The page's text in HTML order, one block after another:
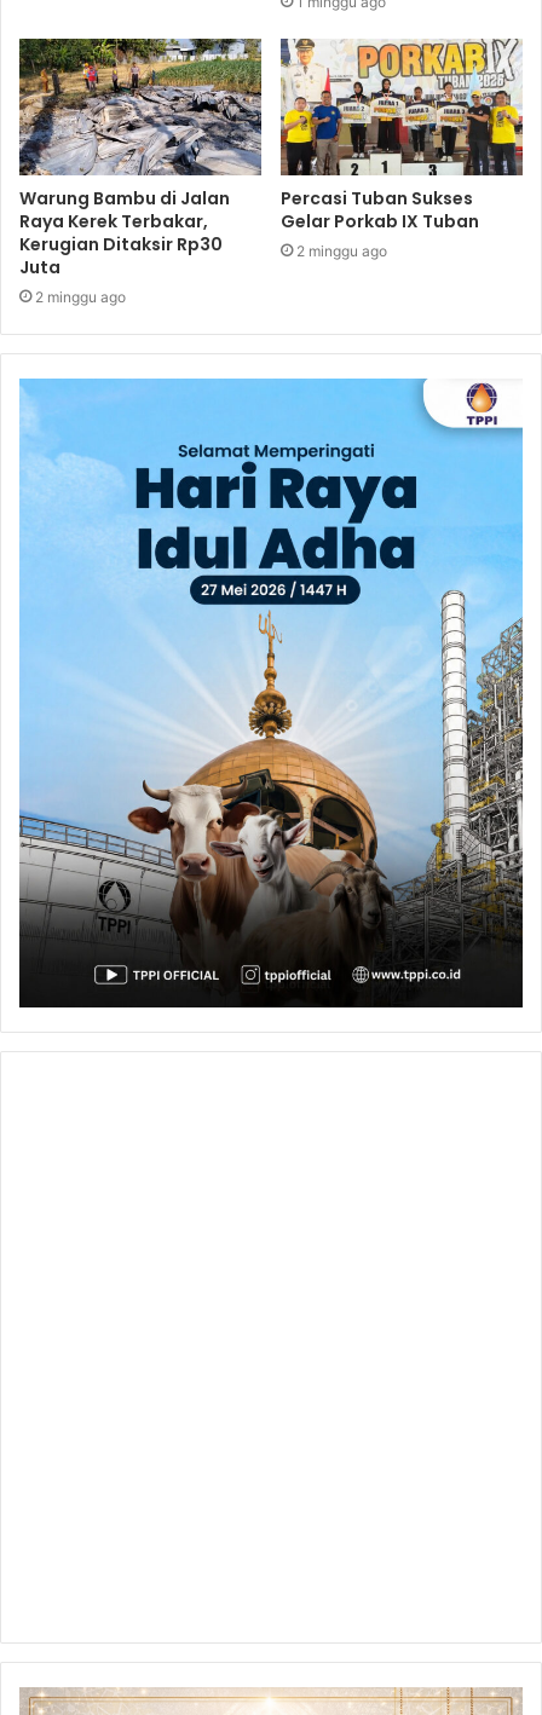
Warung Bambu di Jalan
Raya Kerek Terbakar,
Kerugian Ditaksir Rp30
Juta
2 minggu ago
Percasi Tuban Sukses
Gelar Porkab IX Tuban
2 minggu ago